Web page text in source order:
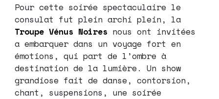
Pour cette soirée spectaculaire le
consulat fut plein archi plein, la
Troupe Vénus Noires nous ont invitées
a embarquer dans un voyage fort en
émotions, qui part de l’ombre à
destination de la lumière. Un show
grandiose fait de danse, contorsion,
chant, suspensions, une soirée